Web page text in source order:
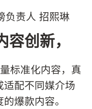
负责人 招熙琳
创新，
标准化内容，真
配不同媒介场
爆款内容。